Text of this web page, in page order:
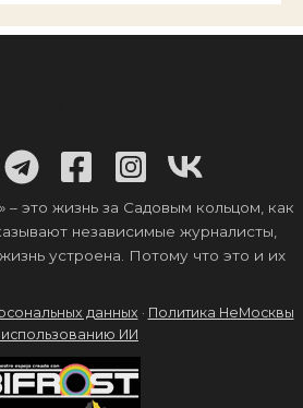
жизнь за Садовым кольцом, как
независимые журналисты,
устроена. Потому что это и их
данных · Политика НеМосквы
ИИ